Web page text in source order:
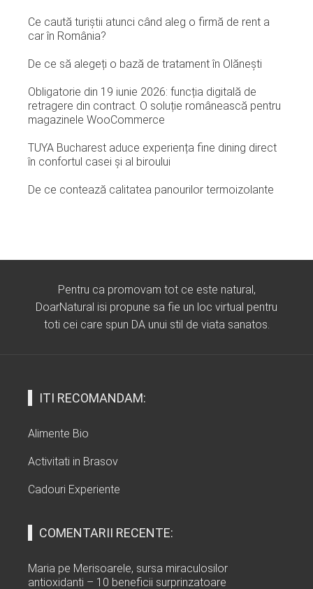
Ce caută turiștii atunci când aleg o firmă de rent a
car în România?
De ce să alegeți o bază de tratament în Olănești
Obligatorie din 19 iunie 2026: funcția digitală de
retragere din contract. O soluție românească pentru
magazinele WooCommerce
TUYA Bucharest aduce experiența fine dining direct
în confortul casei și al biroului
De ce contează calitatea panourilor termoizolante
Pentru ca promovam tot ce este natural,
DoarNatural isi propune sa fie un loc virtual pentru
toti cei care spun DA unui stil de viata sanatos.
ITI RECOMANDAM:
Alimente Bio
Activitati in Brasov
Cadouri Experiente
COMENTARII RECENTE:
Maria pe Merisoarele, sursa miraculosilor
antioxidanti – 10 beneficii surprinzatoare